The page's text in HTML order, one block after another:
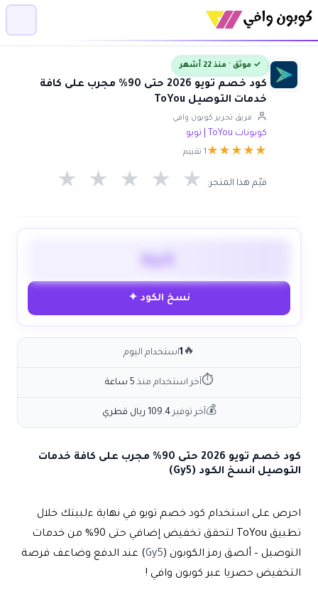
✓ موثق · منذ 22 أشهر
كود خصم تويو 2026 حتى 90% مجرب على كافة
خدمات التوصيل ToYou
فريق تحرير كوبون وافي
كوبونات ToYou | تويو
★
★
★
★
★ 1 تقييم
قيّم هذا المتجر: ★ ★ ★ ★ ★
Gy5
نسخ الكود ✦
🔥
1استخدام اليوم
⏱آخر استخدام منذ 5 ساعة
💰آخر توفير109.4 ريال قطري
كود خصم تويو 2026 حتى 90% مجرب على كافة خدمات
التوصيل انسخ الكود (Gy5)
احرص على استخدام كود خصم تويو في نهاية ءلبيتك خلال
تطبيق ToYou لتحقق تخفيض إضافي حتى 90% من خدمات
التوصيل – ألصق رمز الكوبون (Gy5) عند الدفع وضاعف فرصة
التخفيض حصريا عبر كوبون وافي !